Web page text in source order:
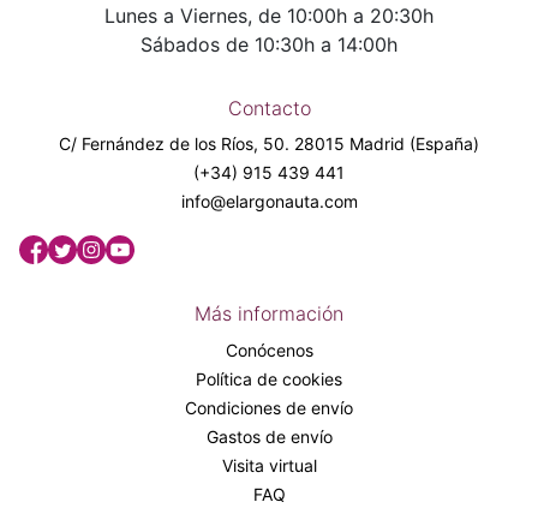
Lunes a Viernes, de 10:00h a 20:30h
Sábados de 10:30h a 14:00h
Contacto
C/ Fernández de los Ríos, 50. 28015 Madrid (España)
(+34) 915 439 441
info@elargonauta.com
Más información
Conócenos
Política de cookies
Condiciones de envío
Gastos de envío
Visita virtual
FAQ